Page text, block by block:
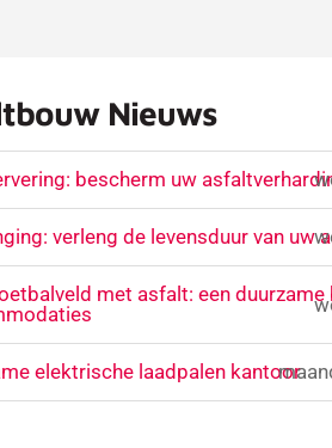
Nieuws
bescherm uw
verleng de levensduur van uw
met asfalt: een
elektrische laadpalen kantoor